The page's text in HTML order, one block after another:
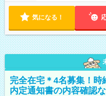
気になる！
完全在宅＊4名募集！時
内定通知書の内容確認